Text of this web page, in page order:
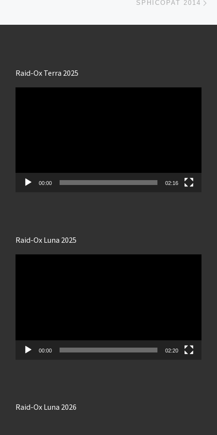
SPHICOPAT 2014
Raid-Ox Terra 2025
00:00 02:16
Raid-Ox Luna 2025
00:00 02:20
Raid-Ox Luna 2026